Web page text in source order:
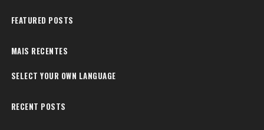
FEATURED POSTS
MAIS RECENTES
SELECT YOUR OWN LANGUAGE
RECENT POSTS